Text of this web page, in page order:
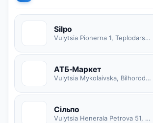
Silpo
Vulytsia Pionerna 1, Teplodarska miska hromada
АТБ-Маркет
Vulytsia Mykolaivska, Bilhorod-Dnistrovska miska hromada
Сільпо
Vulytsia Henerala Petrova 51, Odeska miska hromada